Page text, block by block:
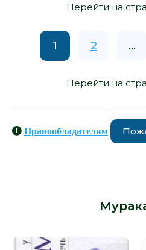
Перейти на
1 2 ...
Перейти на
Правообладателям